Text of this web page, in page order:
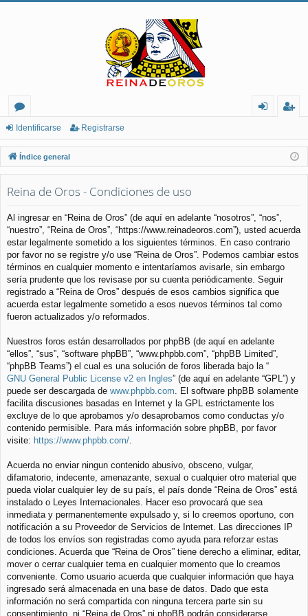
or
os
nt
ifi
rs
e
ist
ra
Identificarse Registrarse
Índice general
Reina de Oros - Condiciones de uso
Al ingresar en “Reina de Oros” (de aquí en adelante “nosotros”, “nos”,
“nuestro”, “Reina de Oros”, “https://www.reinadeoros.com”), usted acuerda
estar legalmente sometido a los siguientes términos. En caso contrario
por favor no se registre y/o use “Reina de Oros”. Podemos cambiar estos
términos en cualquier momento e intentaríamos avisarle, sin embargo
sería prudente que los revisase por su cuenta periódicamente. Seguir
registrado a “Reina de Oros” después de esos cambios significa que
acuerda estar legalmente sometido a esos nuevos términos tal como
fueron actualizados y/o reformados.
Nuestros foros están desarrollados por phpBB (de aquí en adelante
“ellos”, “sus”, “software phpBB”, “www.phpbb.com”, “phpBB Limited”,
“phpBB Teams”) el cual es una solución de foros liberada bajo la “
GNU General Public License v2 en Ingles” (de aquí en adelante “GPL”) y
puede ser descargada de www.phpbb.com . El software phpBB solamente
facilita discusiones basadas en Internet y la GPL estrictamente los
excluye de lo que aprobamos y/o desaprobamos como conductas y/o
contenido permisible. Para más información sobre phpBB, por favor
visite: https://www.phpbb.com/
Acuerda no enviar ningun contenido abusivo, obsceno, vulgar,
difamatorio, indecente, amenazante, sexual o cualquier otro material que
pueda violar cualquier ley de su país, el país donde “Reina de Oros” está
instalado o Leyes Internacionales. Hacer eso provocará que sea
inmediata y permanentemente expulsado y, si lo creemos oportuno, con
notificación a su Proveedor de Servicios de Internet. Las direcciones IP
de todos los envíos son registradas como ayuda para reforzar estas
condiciones. Acuerda que “Reina de Oros” tiene derecho a eliminar, editar,
mover o cerrar cualquier tema en cualquier momento que lo creamos
conveniente. Como usuario acuerda que cualquier información que haya
ingresado será almacenada en una base de datos. Dado que esta
información no será compartida con ninguna tercera parte sin su
consentimiento, ni “Reina de Oros” ni phpBB podrán considerarse